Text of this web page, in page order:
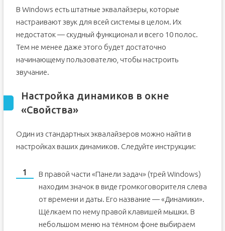
В Windows есть штатные эквалайзеры, которые
настраивают звук для всей системы в целом. Их
недостаток — скудный функционал и всего 10 полос.
Тем не менее даже этого будет достаточно
начинающему пользователю, чтобы настроить
звучание.
Настройка динамиков в окне
«Свойства»
Один из стандартных эквалайзеров можно найти в
настройках ваших динамиков. Следуйте инструкции:
В правой части «Панели задач» (трей Windows)
находим значок в виде громкоговорителя слева
от времени и даты. Его название — «Динамики».
Щёлкаем по нему правой клавишей мышки. В
небольшом меню на тёмном фоне выбираем